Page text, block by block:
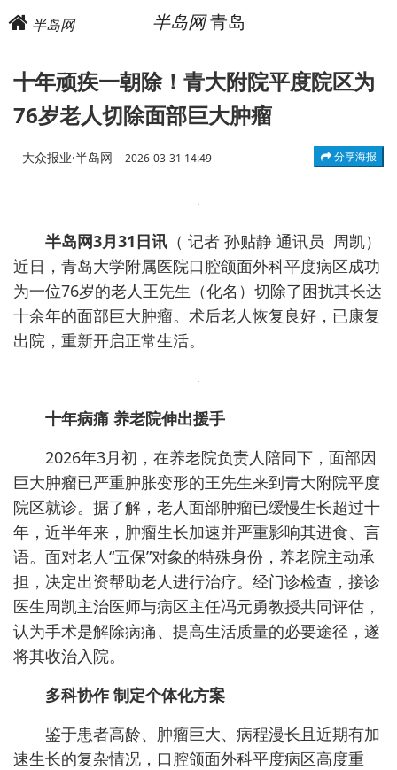
半岛网 半岛网青岛
十年顽疾一朝除！青大附院平度院区为
76岁老人切除面部巨大肿瘤
大众报业·半岛网 2026-03-31 14:49 分享海报
半岛网3月31日讯 （ 记者 孙贴静 通讯员 周凯）
近日，青岛大学附属医院口腔颌面外科平度病区成功
为一位76岁的老人王先生（化名）切除了困扰其长达
十余年的面部巨大肿瘤。术后老人恢复良好，已康复
出院，重新开启正常生活。
十年病痛 养老院伸出援手
2026年3月初，在养老院负责人陪同下，面部因
巨大肿瘤已严重肿胀变形的王先生来到青大附院平度
院区就诊。据了解，老人面部肿瘤已缓慢生长超过十
年，近半年来，肿瘤生长加速并严重影响其进食、言
语。面对老人“五保”对象的特殊身份，养老院主动承
担，决定出资帮助老人进行治疗。经门诊检查，接诊
医生周凯主治医师与病区主任冯元勇教授共同评估，
认为手术是解除病痛、提高生活质量的必要途径，遂
将其收治入院。
多科协作 制定个体化方案
鉴于患者高龄、肿瘤巨大、病程漫长且近期有加
速生长的复杂情况，口腔颌面外科平度病区高度重